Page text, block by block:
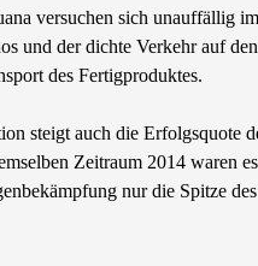
versuchen sich unauffällig
und der dichte Verkehr auf
des Fertigproduktes.
steigt auch die Erfolgsquote
Zeitraum 2014
nur die Spitze